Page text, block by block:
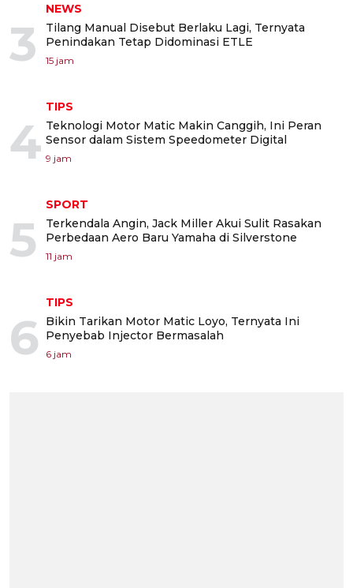
3
NEWS
Tilang Manual Disebut Berlaku Lagi, Ternyata
Penindakan Tetap Didominasi ETLE
15 jam
4
TIPS
Teknologi Motor Matic Makin Canggih, Ini Peran
Sensor dalam Sistem Speedometer Digital
9 jam
5
SPORT
Terkendala Angin, Jack Miller Akui Sulit Rasakan
Perbedaan Aero Baru Yamaha di Silverstone
11 jam
6
TIPS
Bikin Tarikan Motor Matic Loyo, Ternyata Ini
Penyebab Injector Bermasalah
6 jam